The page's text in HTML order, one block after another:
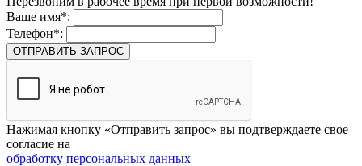
Ваше имя*:
Телефон*:
ОТПРАВИТЬ ЗАПРОС
Нажимая кнопку «Отправить запрос» вы подтверждаете свое
согласие на
обработку персональных данных